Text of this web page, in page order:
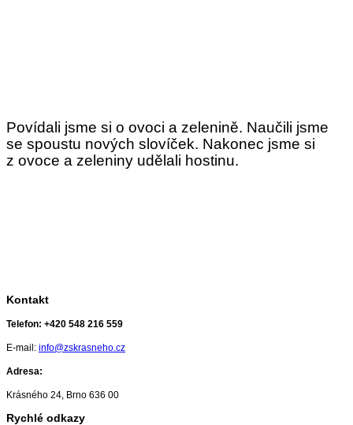
Povídali jsme si o ovoci a zelenině. Naučili jsme
se spoustu nových slovíček. Nakonec jsme si
z ovoce a zeleniny udělali hostinu.
Kontakt
Telefon: +420 548 216 559
E-mail: info@zskrasneho.cz
Adresa:
Krásného 24, Brno 636 00
Rychlé odkazy